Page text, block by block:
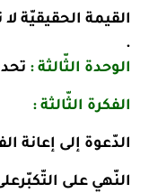
القيمة الحقيقيّة
.
الوحدة الثّالثة :
الفكرة الثّالثة :
الدّعوة إلى إعانة
النّهي على